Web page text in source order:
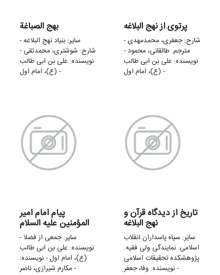
بهج الصباغة
سایر: بنیاد نهج البلاغه -
شارح: شوشتری، محمدتقی -
نویسنده: علی بن ابی طالب
(ع)، امام اول -
پرتوی از نهج البلاغه
شارح: جعفری، محمدمهدی -
مترجم: طالقانی، محمود -
نویسنده: علی بن ابی طالب
(ع)، امام اول -
پیام امام امیر
المؤمنین علیه السلام
سایر: جمعی از فضلا -
نویسنده: علی بن ابی طالب
(ع)، امام اول - نویسنده:
مکارم شیرازی، ناصر -
تاریخ از دیدگاه قرآن و
نهج البلاغه
سایر: سپاه پاسداران انقلاب
اسلامی. نمایندگی ولی فقیه.
پژوهشکده تحقیقات اسلامی
- نویسنده: وفا، جعفر